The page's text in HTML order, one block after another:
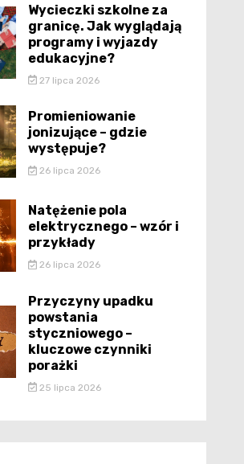
Wycieczki szkolne za
granicę. Jak wyglądają
programy i wyjazdy
edukacyjne?
27 lipca 2026
Promieniowanie
jonizujące – gdzie
występuje?
26 lipca 2026
Natężenie pola
elektrycznego – wzór i
przykłady
26 lipca 2026
Przyczyny upadku
powstania
styczniowego –
kluczowe czynniki
porażki
25 lipca 2026